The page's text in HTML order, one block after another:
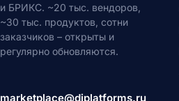
и БРИКС. ~20 тыс. вендоров,
~30 тыс. продуктов, сотни
заказчиков – открыты и
регулярно обновляются.
marketplace@diplatforms.ru